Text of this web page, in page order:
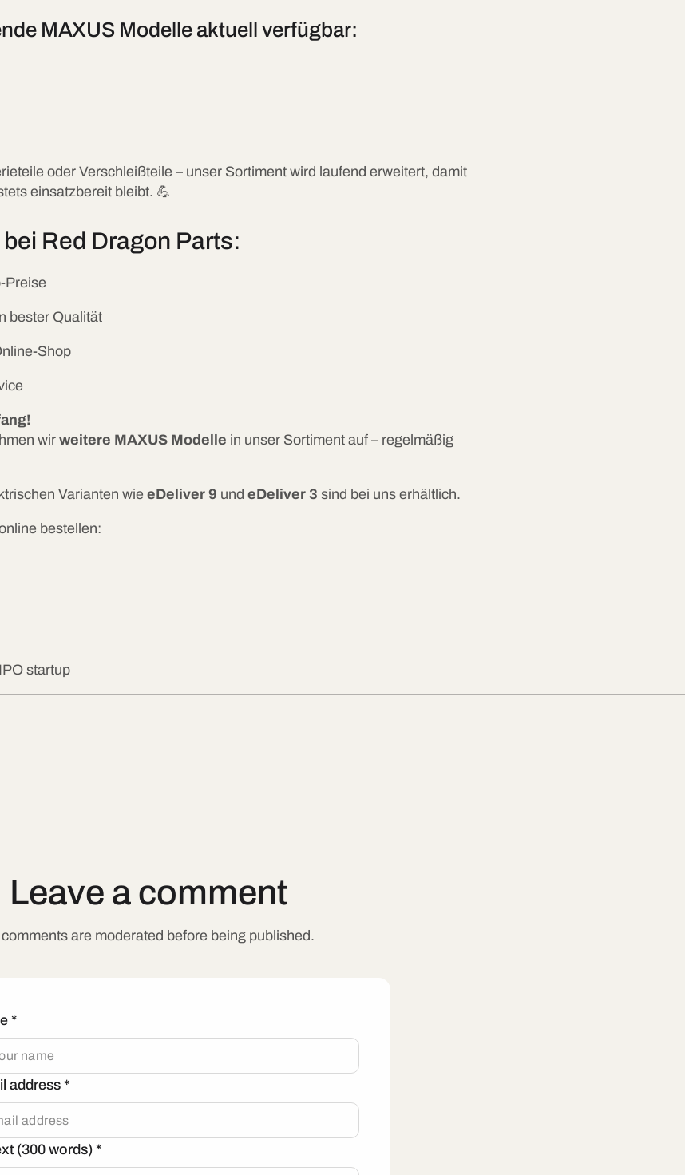
MAXUS Modelle aktuell verfügbar:
oder Verschleißteile – unser Sortiment wird laufend erweitert, damit
einsatzbereit bleibt. 💪
Red Dragon Parts:
Preise
bester Qualität
Shop
wir weitere MAXUS Modelle in unser Sortiment auf – regelmäßig
Varianten wie eDeliver 9 und eDeliver 3 sind bei uns erhältlich.
bestellen:
startup
Leave a comment
are moderated before being published.
*
address*
(300 words) *